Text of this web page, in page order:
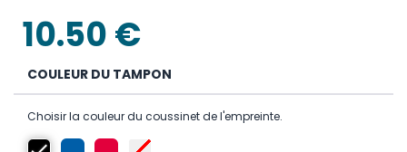
gallery
10.50 €
COULEUR DU TAMPON
Choisir la couleur du coussinet de l'empreinte.